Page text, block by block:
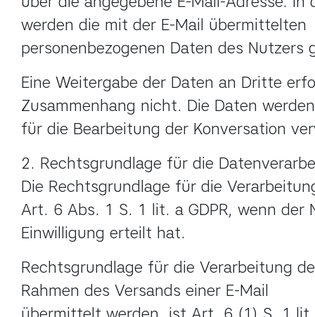
werden die mit der E-Mail übermittelten
personenbezogenen Daten des Nutzers
Eine Weitergabe der Daten an Dritte
Zusammenhang nicht. Die Daten
für die Bearbeitung der Konversation
2. Rechtsgrundlage für die
Die Rechtsgrundlage für die
Art. 6 Abs. 1 S. 1 lit. a GDPR, wenn der
Einwilligung erteilt hat.
Rechtsgrundlage für die Verarbeitung
Rahmen des Versands einer E-Mail